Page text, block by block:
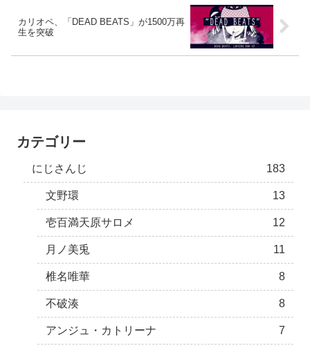
カリオペ、「DEAD BEATS」が1500万再
生を突破
カテゴリー
にじさんじ 183
文野環 13
壱百満天原サロメ 12
月ノ美兎 11
椎名唯華 8
不破湊 8
アンジュ・カトリーナ 7